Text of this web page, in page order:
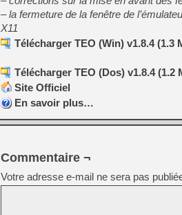
– la fermeture de la fenêtre de
X11
Télécharger TEO (Win) v1.8.4 (1.3
Télécharger TEO (Dos) v1.8.4 (1.2
Site Officiel
En savoir plus…
Commentaire ¬
Votre adresse e-mail ne sera pas